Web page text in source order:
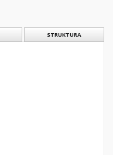
STRUKTURA